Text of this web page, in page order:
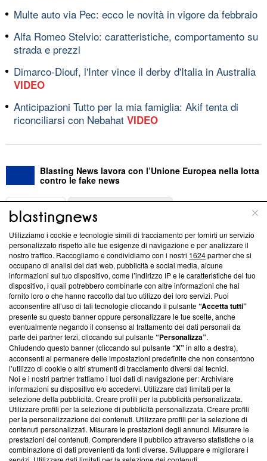
Multe auto via Pec: ecco le novità in vigore da febbraio
Alfa Romeo Stelvio: caratteristiche, comportamento su
strada e prezzi
Dimarco-Diouf, l'Inter vince il derby d'Italia in Australia
VIDEO
Anticipazioni Tutto per la mia famiglia: Akif tenta di
riconciliarsi con Nebahat VIDEO
Blasting News lavora con l’Unione Europea nella lotta
contro le fake news
ABOUT
Questa sezione offre informazioni trasparenti su Blasting
News, sui nostri processi editoriali e su come ci impegniamo a
creare news di qualità. Inoltre, afferma la nostra aderenza a
‘Trust Project - News with Integrity’Blasting News non è
ancora membro del programma, ma ha richiesto di farne
parte; Trust Project non ha ancora effettuato una verifica di
conformità agli standard.
Su di noi
Team editoriale
Corporate
Redazione
Informativa Privacy
Cookie Policy
Utilizziamo i cookie e tecnologie simili di tracciamento per fornirti un servizio
personalizzato rispetto alle tue esigenze di navigazione e per analizzare il
nostro traffico. Raccogliamo e condividiamo con i nostri 1624partner che si
occupano di analisi dei dati web, pubblicità e social media, alcune
informazioni sul tuo dispositivo, come l’indirizzo IP e le caratteristiche del tuo
dispositivo, i quali potrebbero combinarle con altre informazioni che hai
fornito loro o che hanno raccolto dal tuo utilizzo dei loro servizi. Puoi
acconsentire all’uso di tali tecnologie cliccando il pulsante“Accetta tutti”
presente su questo banner oppure personalizzare le tue scelte, anche
eventualmente negando il consenso al trattamento dei dati personali da
parte dei partner terzi, cliccando sul pulsante“Personalizza”.
Chiudendo questo banner (cliccando sul pulsante“X”in alto a destra),
acconsenti al permanere delle impostazioni predefinite che non consentono
l’utilizzo di cookie o altri strumenti di tracciamento diversi dai tecnici.
Noi e i nostri partner trattiamo i tuoi dati di navigazione per: Archiviare
informazioni su dispositivo e/o accedervi. Utilizzare dati limitati per la
selezione della pubblicità. Creare profili per la pubblicità personalizzata.
Utilizzare profili per la selezione di pubblicità personalizzata. Creare profili
per la personalizzazione dei contenuti. Utilizzare profili per la selezione di
contenuti personalizzati. Misurare le prestazioni degli annunci. Misurare le
prestazioni dei contenuti. Comprendere il pubblico attraverso statistiche o la
combinazione di dati provenienti da fonti diverse. Sviluppare e migliorare i